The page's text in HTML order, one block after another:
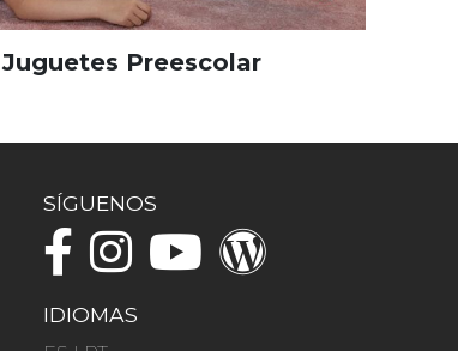
Juguetes Preescolar
SÍGUENOS
IDIOMAS